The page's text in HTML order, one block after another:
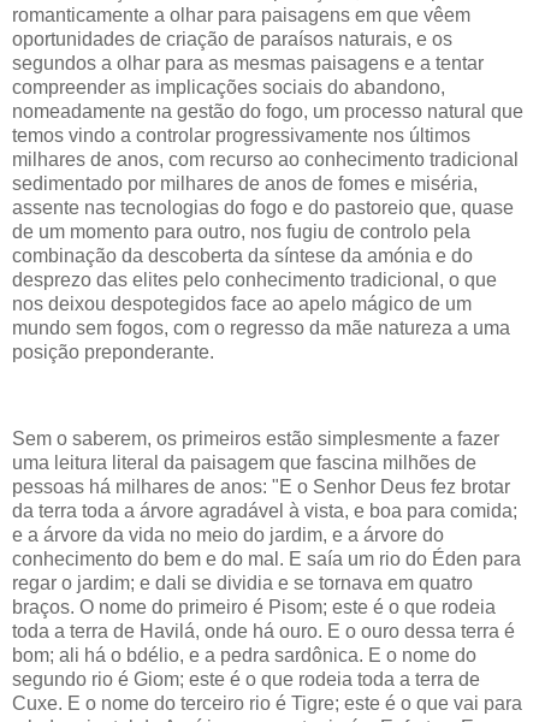
romanticamente a olhar para paisagens em que vêem
oportunidades de criação de paraísos naturais, e os
segundos a olhar para as mesmas paisagens e a tentar
compreender as implicações sociais do abandono,
nomeadamente na gestão do fogo, um processo natural que
temos vindo a controlar progressivamente nos últimos
milhares de anos, com recurso ao conhecimento tradicional
sedimentado por milhares de anos de fomes e miséria,
assente nas tecnologias do fogo e do pastoreio que, quase
de um momento para outro, nos fugiu de controlo pela
combinação da descoberta da síntese da amónia e do
desprezo das elites pelo conhecimento tradicional, o que
nos deixou despotegidos face ao apelo mágico de um
mundo sem fogos, com o regresso da mãe natureza a uma
posição preponderante.
Sem o saberem, os primeiros estão simplesmente a fazer
uma leitura literal da paisagem que fascina milhões de
pessoas há milhares de anos: "E o Senhor Deus fez brotar
da terra toda a árvore agradável à vista, e boa para comida;
e a árvore da vida no meio do jardim, e a árvore do
conhecimento do bem e do mal. E saía um rio do Éden para
regar o jardim; e dali se dividia e se tornava em quatro
braços. O nome do primeiro é Pisom; este é o que rodeia
toda a terra de Havilá, onde há ouro. E o ouro dessa terra é
bom; ali há o bdélio, e a pedra sardônica. E o nome do
segundo rio é Giom; este é o que rodeia toda a terra de
Cuxe. E o nome do terceiro rio é Tigre; este é o que vai para